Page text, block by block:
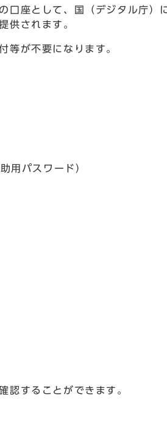
座として、国（デジタル庁）
供されます。
が不要になります。
用パスワード）
することができます。